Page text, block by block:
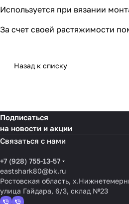
Используется при вязании
За счет своей растяжимости
Назад к списку
Подписаться
на новости и акции
Связаться с нами
+7 (928) 755-13-57
eastshark80@bk.ru
Ростовская область,
улица Гайдара, 6/3, склад №23